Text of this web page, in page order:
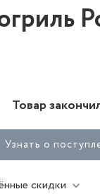
Товар
Узнать о
скидки